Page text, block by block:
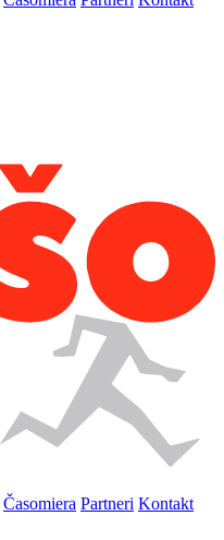
Časomiera Partneri Kontakt